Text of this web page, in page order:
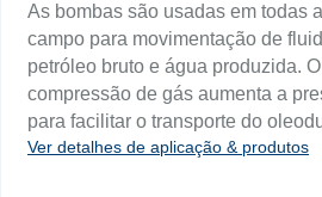
As bombas são usadas em todas
campo para movimentação de
petróleo bruto e água produzida.
compressão de gás aumenta a
para facilitar o transporte do
monitoram os fluxos de produtos
Ver detalhes de aplicação & produtos